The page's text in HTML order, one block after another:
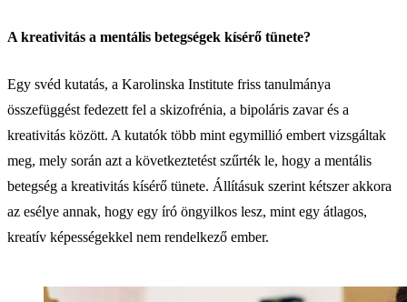
A kreativitás a mentális betegségek kísérő tünete?
Egy svéd kutatás, a Karolinska Institute friss tanulmánya
összefüggést fedezett fel a skizofrénia, a bipoláris zavar és a
kreativitás között. A kutatók több mint egymillió embert vizsgáltak
meg, mely során azt a következtetést szűrték le, hogy a mentális
betegség a kreativitás kísérő tünete. Állításuk szerint kétszer akkora
az esélye annak, hogy egy író öngyilkos lesz, mint egy átlagos,
kreatív képességekkel nem rendelkező ember.